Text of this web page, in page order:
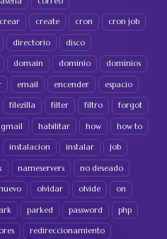
crear create cron cron job
directorio disco
domain dominio dominios
email encender espacio
filezilla filter filtro forgot
gmail habilitar how how to
instalacion instalar job
nameservers no deseado
olvidar olvide on
parked password php
redireccionamiento